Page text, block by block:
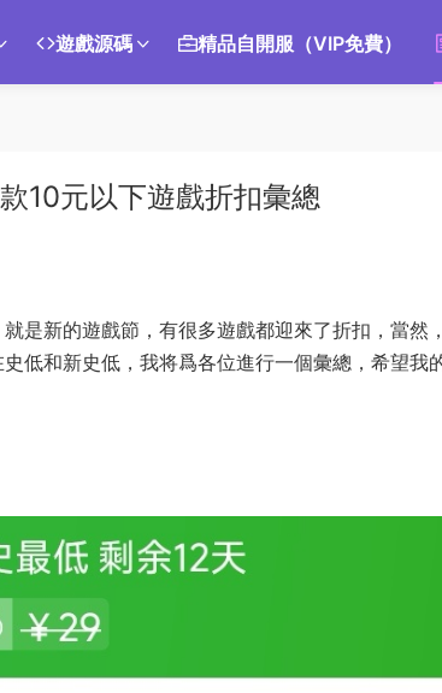
遊戲源碼 精品自開服（VIP免費）
10元以下遊戲折扣彙總
是新的遊戲節，有很多遊戲都迎來了折扣，當
低和新史低，我将爲各位進行一個彙總，希望我